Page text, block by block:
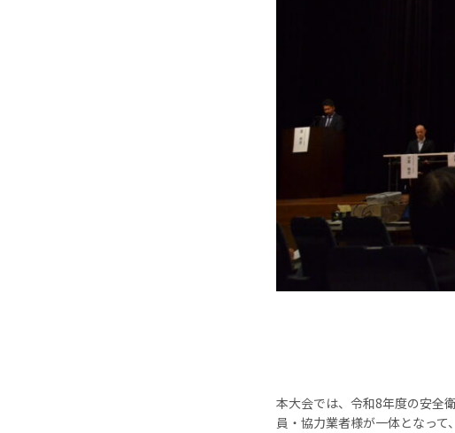
本大会では、令和8年度の安全
員・協力業者様が一体となって